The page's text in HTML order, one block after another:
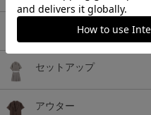
ワンピース
セットアップ
アウター